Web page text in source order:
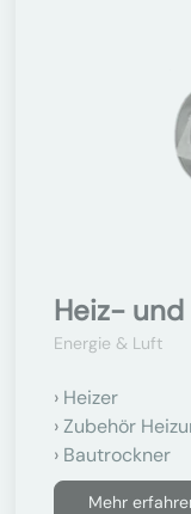
Heiz-
Energie & Luft
Heizer
Zubehör
Bautrockner
Mehr